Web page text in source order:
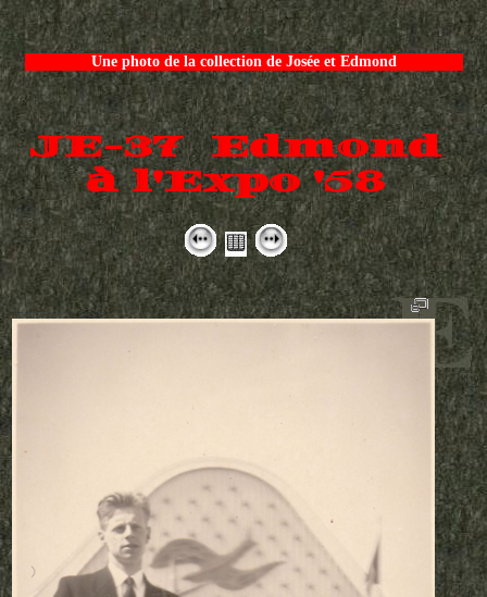
Une photo de la collection de Josée et Edmond
JE-37 Edmond
à l'Expo '58